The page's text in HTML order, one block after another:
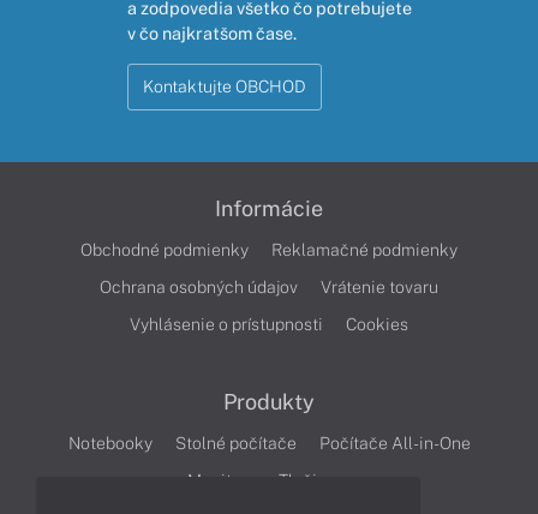
a zodpovedia všetko čo potrebujete
v čo najkratšom čase.
Kontaktujte OBCHOD
Informácie
Obchodné podmienky
Reklamačné podmienky
Ochrana osobných údajov
Vrátenie tovaru
Vyhlásenie o prístupnosti
Cookies
Produkty
Notebooky Stolné počítače
Počítače All-in-One
Monitory
Tlačiarne